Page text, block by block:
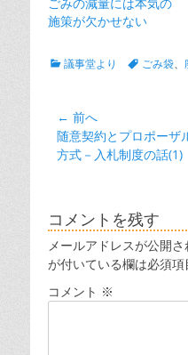
施策が欠かせない
カ 議事堂より
タ ごみ袋、
投
稿
ナ
ゲ
ー
シ
ン
← 前へ
前
の
随意契約とプロポーザ
方式－入札制度の話(1)
コメントを残す
メールアドレスが公開さ
が付いている欄は必須項
コメント ※